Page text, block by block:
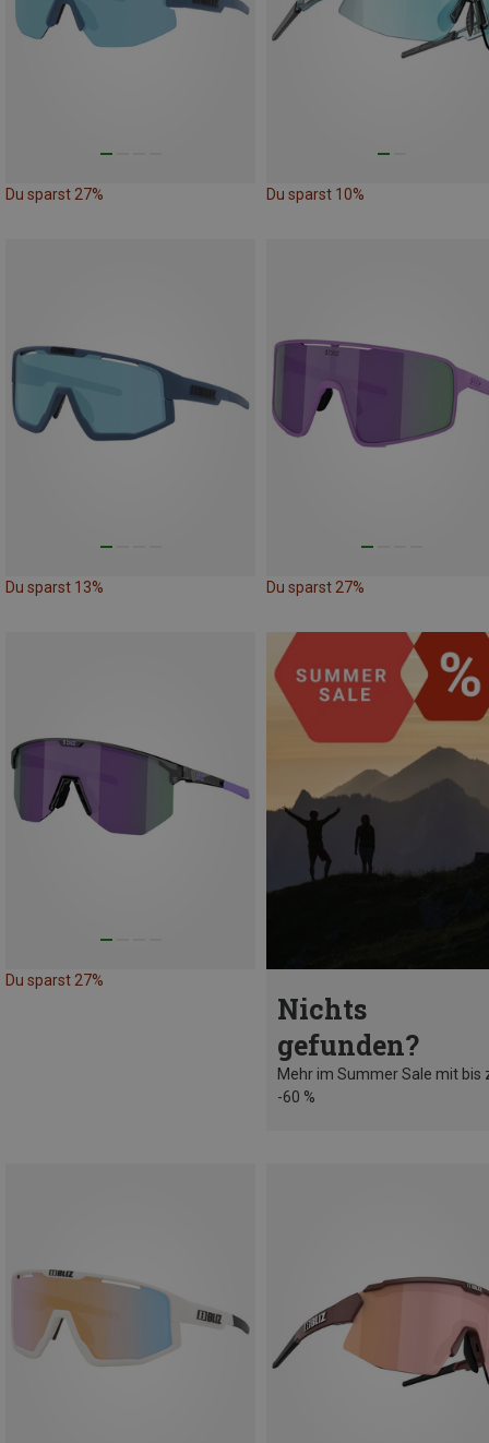
Du sparst 27% Du sparst 10%
Du sparst 13% Du sparst 27%
Du sparst 27%
Nichts
gefunden?
Mehr im Summer Sale mit bis
-60 %